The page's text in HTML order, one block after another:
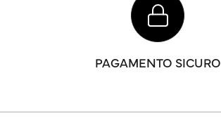
PAGAMENTO SICURO